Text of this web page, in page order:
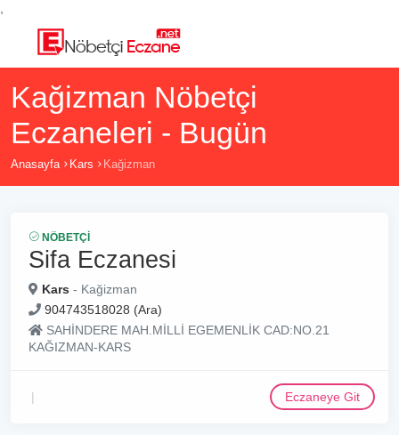
Kağizman Nöbetçi
Eczaneleri - Bugün
Anasayfa Kars Kağizman
NÖBETÇI
Sifa Eczanesi
Kars - Kağizman
904743518028 (Ara)
SAHİNDERE MAH.MİLLİ EGEMENLİK CAD:NO.21
KAĞIZMAN-KARS
Eczaneye Git